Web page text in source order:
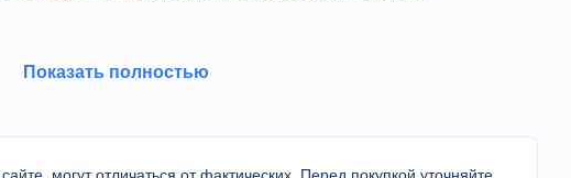
Показать полностью